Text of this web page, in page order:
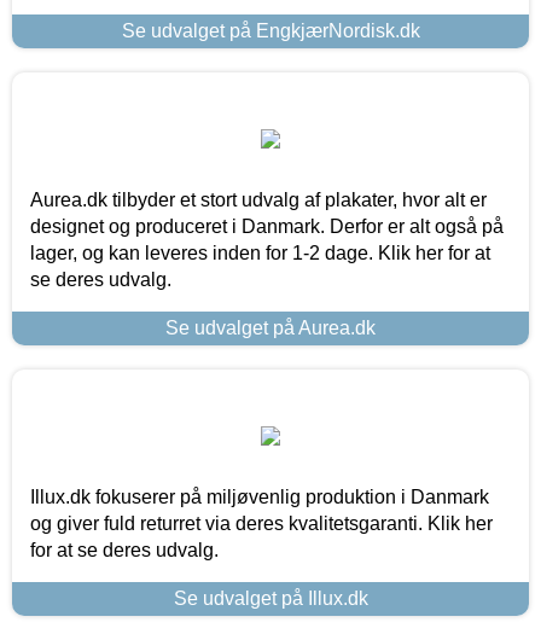
Se udvalget på EngkjærNordisk.dk
Aurea.dk tilbyder et stort udvalg af plakater, hvor alt er
designet og produceret i Danmark. Derfor er alt også på
lager, og kan leveres inden for 1-2 dage. Klik her for at
se deres udvalg.
Se udvalget på Aurea.dk
Illux.dk fokuserer på miljøvenlig produktion i Danmark
og giver fuld returret via deres kvalitetsgaranti. Klik her
for at se deres udvalg.
Se udvalget på Illux.dk